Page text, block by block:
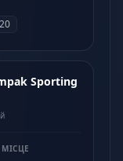
20
Sporting